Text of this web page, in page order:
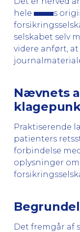
hele
s
selskabet selv
videre anført,
journalmateriale
Nævnets
Praktiserende
patienters
forbindelse
oplysninger om
Det fremgår af